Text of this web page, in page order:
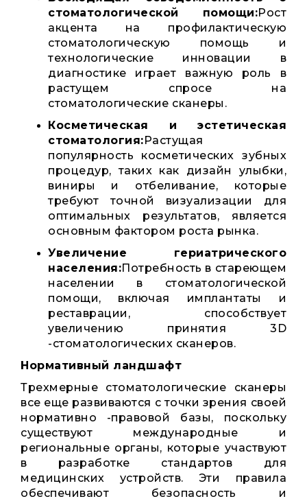
стоматологической помощи:Рост
акцента на профилактическую
стоматологическую помощь и
технологические инновации в
диагностике играет важную роль в
растущем спросе на
стоматологические сканеры.
Косметическая и эстетическая
стоматология:Растущая
популярность косметических зубных
процедур, таких как дизайн улыбки,
виниры и отбеливание, которые
требуют точной визуализации для
оптимальных результатов, является
основным фактором роста рынка.
Увеличение гериатрического
населения:Потребность в стареющем
населении в стоматологической
помощи, включая имплантаты и
реставрации, способствует
увеличению принятия 3D
-стоматологических сканеров.
Нормативный ландшафт
Трехмерные стоматологические сканеры
все еще развиваются с точки зрения своей
нормативно -правовой базы, поскольку
существуют международные и
региональные органы, которые участвуют
в разработке стандартов для
медицинских устройств. Эти правила
обеспечивают безопасность и